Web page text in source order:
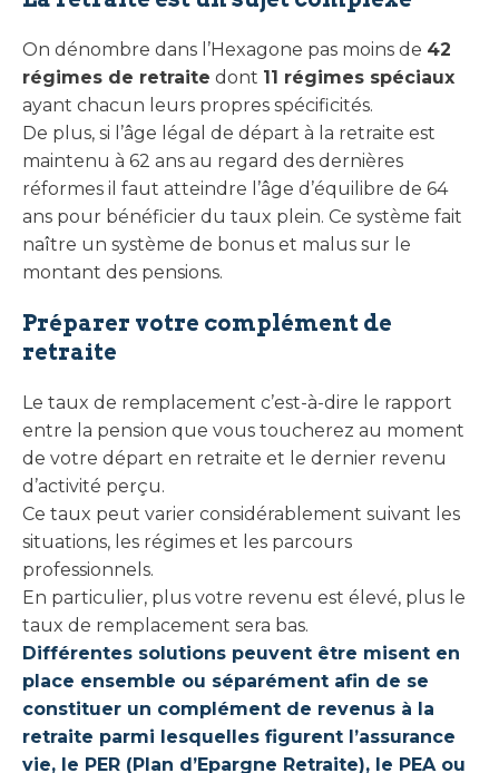
On dénombre dans l’Hexagone pas moins de 42
régimes de retraite dont 11 régimes spéciaux
ayant chacun leurs propres spécificités.
De plus, si l’âge légal de départ à la retraite est
maintenu à 62 ans au regard des dernières
réformes il faut atteindre l’âge d’équilibre de 64
ans pour bénéficier du taux plein. Ce système fait
naître un système de bonus et malus sur le
montant des pensions.
Préparer votre complément de
retraite
Le taux de remplacement c’est-à-dire le rapport
entre la pension que vous toucherez au moment
de votre départ en retraite et le dernier revenu
d’activité perçu.
Ce taux peut varier considérablement suivant les
situations, les régimes et les parcours
professionnels.
En particulier, plus votre revenu est élevé, plus le
taux de remplacement sera bas.
Différentes solutions peuvent être misent en
place ensemble ou séparément afin de se
constituer un complément de revenus à la
retraite parmi lesquelles figurent l’assurance
vie, le PER (Plan d’Epargne Retraite), le PEA ou